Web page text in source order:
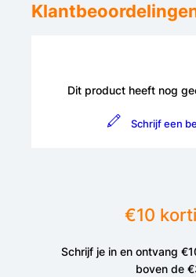
Dit product heeft nog
Schrijf een
€10
Schrijf je in en ontvang
boven de